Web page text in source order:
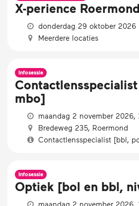
X-perience
donderdag 29 oktober 2026
Meerdere locaties
Infosessie
mbo]
maandag 2 november 2026,
Bredeweg 235, Roermond
Contactlensspecialist [bbl,
Infosessie
Optiek [bol en bbl,
maandag 2 november 2026,